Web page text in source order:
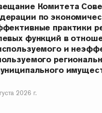
Комитета
по
практики
функций в
и
2026 г.